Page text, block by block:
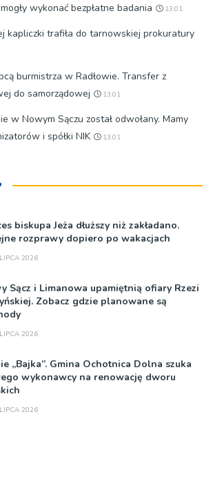
wykonać bezpłatne badania
13:01
kapliczki trafiła do tarnowskiej prokuratury
burmistrza w Radłowie. Transfer z
do samorządowej
13:01
w Nowym Sączu został odwołany. Mamy
i spółki NIK
13:01
biskupa Jeża dłuższy niż zakładano.
rozprawy dopiero po wakacjach
2026
Sącz i Limanowa upamiętnią ofiary Rzezi
Zobacz gdzie planowane są
2026
„Bajka”. Gmina Ochotnica Dolna szuka
wykonawcy na renowację dworu
2026